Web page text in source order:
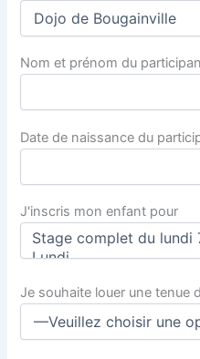
Nom et prénom du
Date de naissance du
J'inscris mon enfant pour
Je souhaite louer une tenue